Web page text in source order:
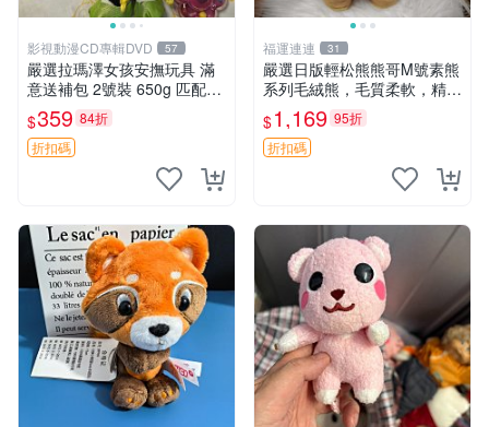
影視動漫CD專輯DVD 57
嚴選拉瑪澤女孩安撫玩具 滿
意送補包 2號裝 650g 匹配嬰
幼童舒壓好伴侶 女孩專用 安
心選擇 安撫玩偶 衝包 玩具
$359 84折
折扣碼
福運連連 31
嚴選日版輕松熊熊哥M號素熊
系列毛絨熊，毛質柔軟，精緻
可愛，尺寸35cm，保存狀態
優異。收藏或贈送皆為佳選。
中古 毛絨熊 毛玩偶
$1,169 95折
折扣碼